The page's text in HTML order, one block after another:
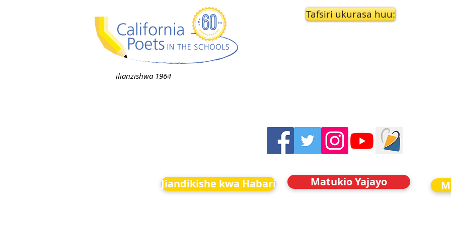
ilianzishwa 1964
Tafsiri ukurasa huu:
Jiandikishe kwa Habari Matukio Yajayo